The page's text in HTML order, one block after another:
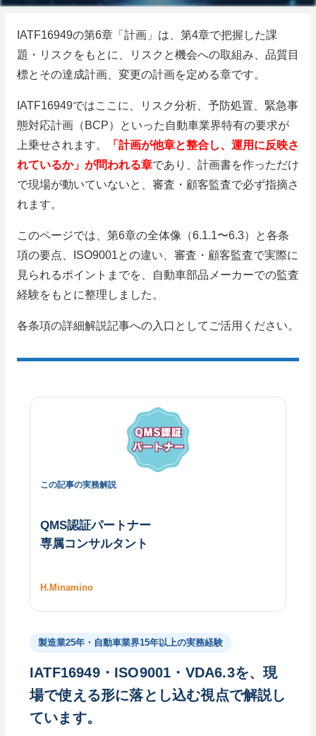
IATF16949の第6章「計画」は、第4章で把握した課
題・リスクをもとに、リスクと機会への取組み、品質目
標とその達成計画、変更の計画を定める章です。
IATF16949ではここに、リスク分析、予防処置、緊急事
態対応計画（BCP）といった自動車業界特有の要求が
上乗せされます。
「計画が他章と整合し、運用に反映さ
れているか」が問われる章であり、計画書を作っただけ
で現場が動いていないと、審査・顧客監査で必ず指摘さ
れます。
このページでは、第6章の全体像（6.1.1〜6.3）と各条
項の要点、ISO9001との違い、審査・顧客監査で実際に
見られるポイントまでを、自動車部品メーカーでの監査
経験をもとに整理しました。
各条項の詳細解説記事への入口としてご活用ください。
この記事の実務解説
QMS認証パートナー
専属コンサルタント
H.Minamino
製造業25年・自動車業界15年以上の実務経験
IATF16949・ISO9001・VDA6.3を、現
場で使える形に落とし込む視点で解説し
ています。